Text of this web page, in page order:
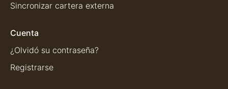
Sincronizar cartera externa
Cuenta
¿Olvidó su contraseña?
Registrarse